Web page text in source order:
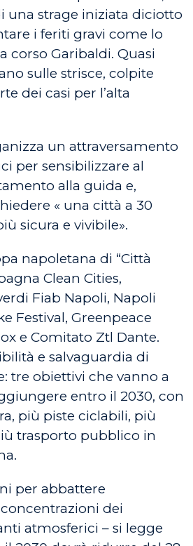
una strage iniziata diciotto
i feriti gravi come lo
corso Garibaldi. Quasi
sulle strisce, colpite
dei casi per l’alta
un attraversamento
per sensibilizzare al
alla guida e,
« una città a 30
sicura e vivibile».
napoletana di “Città
Clean Cities,
Fiab Napoli, Napoli
Festival, Greenpeace
e Comitato Ztl Dante.
e salvaguardia di
tre obiettivi che vanno a
entro il 2030, con
più piste ciclabili, più
trasporto pubblico in
per abbattere
dei
atmosferici – si legge